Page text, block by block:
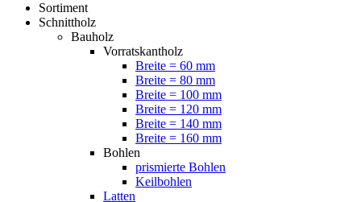
Sortiment
Schnittholz
Bauholz
Vorratskantholz
Breite = 60 mm
Breite = 80 mm
Breite = 100 mm
Breite = 120 mm
Breite = 140 mm
Breite = 160 mm
Bohlen
prismierte Bohlen
Keilbohlen
Latten